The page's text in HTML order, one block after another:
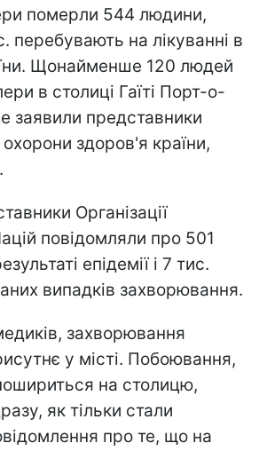
померли 544 людини,
перебувають на лікуванні в
Щонайменше 120 людей
в столиці Гаїті Порт-о-
заявили представники
охорони здоров'я країни,
Організації
повідомляли про 501
епідемії і 7 тис.
випадків захворювання.
захворювання
у місті. Побоювання,
на столицю,
як тільки стали
про те, що на